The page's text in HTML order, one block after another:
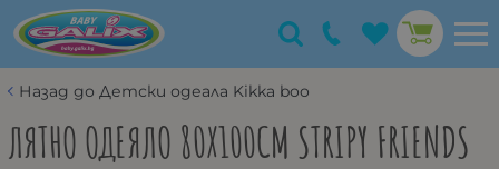
Назад до Детски одеaла Kikka boo
ЛЯТНО ОДЕЯЛО 80X100СМ STRIPY FRIENDS